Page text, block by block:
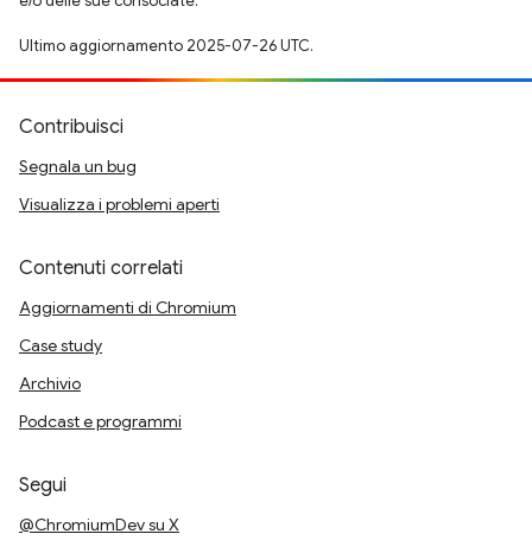
Ultimo aggiornamento 2025-07-26 UTC.
Contribuisci
Segnala un bug
Visualizza i problemi aperti
Contenuti correlati
Aggiornamenti di Chromium
Case study
Archivio
Podcast e programmi
Segui
@ChromiumDev su X